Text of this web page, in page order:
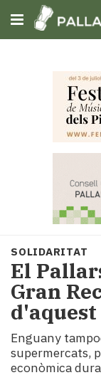
Subscriu-t'hi
Portada
Societat
Política
i
municipis
Economia
turisme
Cultura
SOLIDARITAT
El
Gran
Enguany
supermercats,
econòmica